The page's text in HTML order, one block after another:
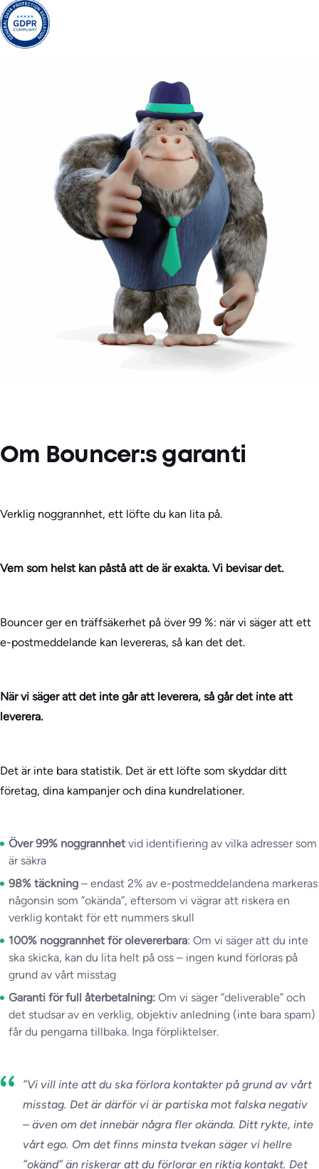
Om Bouncer:s garanti
Verklig noggrannhet, ett löfte du kan lita på.
Vem som helst kan påstå att de är exakta. Vi bevisar det.
Bouncer ger en träffsäkerhet på över 99 %: när vi säger att ett
e-postmeddelande kan levereras, så kan det det.
När vi säger att det inte går att leverera, så går det inte att
leverera.
Det är inte bara statistik. Det är ett löfte som skyddar ditt
företag, dina kampanjer och dina kundrelationer.
Över 99% noggrannhet vid identifiering av vilka adresser som
är säkra
98% täckning – endast 2% av e-postmeddelandena markeras
någonsin som ”okända”, eftersom vi vägrar att riskera en
verklig kontakt för ett nummers skull
100% noggrannhet för olevererbara: Om vi säger att du inte
ska skicka, kan du lita helt på oss – ingen kund förloras på
grund av vårt misstag
Garanti för full återbetalning: Om vi säger ”deliverable” och
det studsar av en verklig, objektiv anledning (inte bara spam)
får du pengarna tillbaka. Inga förpliktelser.
”Vi vill inte att du ska förlora kontakter på grund av vårt
misstag. Det är därför vi är partiska mot falska negativ
– även om det innebär några fler okända. Ditt rykte, inte
vårt ego. Om det finns minsta tvekan säger vi hellre
”okänd” än riskerar att du förlorar en riktig kontakt. Det